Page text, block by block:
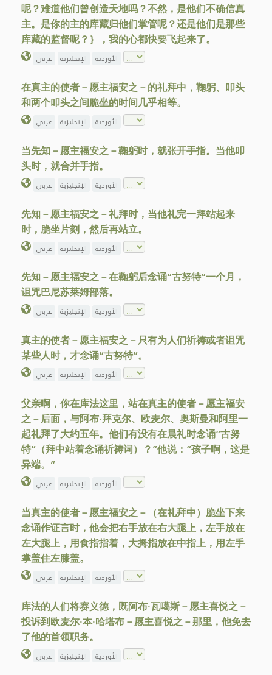
呢？难道他们曾创造天地吗？不然，是他们不确信真
主。是你的主的库藏归他们掌管呢？还是他们是那些
库藏的监督呢？｝，我的心都快要飞起来了。
عربي الإنجليزية الأوردية
在真主的使者－愿主福安之－的礼拜中，鞠躬、叩头
和两个叩头之间脆坐的时间几乎相等。
عربي الإنجليزية الأوردية
当先知－愿主福安之－鞠躬时，就张开手指。当他叩
头时，就合并手指。
عربي الإنجليزية الأوردية
先知－愿主福安之－礼拜时，当他礼完一拜站起来
时，脆坐片刻，然后再站立。
عربي الإنجليزية الأوردية
先知－愿主福安之－在鞠躬后念诵“古努特”一个月，
诅咒巴尼苏莱姆部落。
عربي الإنجليزية الأوردية
真主的使者－愿主福安之－只有为人们祈祷或者诅咒
某些人时，才念诵“古努特”。
عربي الإنجليزية الأوردية
父亲啊，你在库法这里，站在真主的使者－愿主福安
之－后面，与阿布·拜克尔、欧麦尔、奥斯曼和阿里一
起礼拜了大约五年。他们有没有在晨礼时念诵“古努
特”（拜中站着念诵祈祷词）？”他说：“孩子啊，这是
异端。”
عربي الإنجليزية الأوردية
当真主的使者－愿主福安之－（在礼拜中）脆坐下来
念诵作证言时，他会把右手放在右大腿上，左手放在
左大腿上，用食指指着，大拇指放在中指上，用左手
掌盖住左膝盖。
عربي الإنجليزية الأوردية
库法的人们将赛义德，既阿布∙瓦噶斯－愿主喜悦之－
投诉到欧麦尔∙本∙哈塔布－愿主喜悦之－那里，他免去
了他的首领职务。
عربي الإنجليزية الأوردية